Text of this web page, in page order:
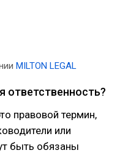
MILTON LEGAL
ответственность?
правовой термин,
или
быть обязаны